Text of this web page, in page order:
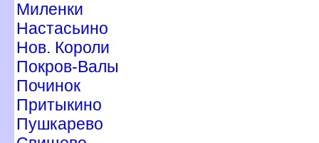
Миленки
Настасьино
Нов. Короли
Покров-Валы
Починок
Притыкино
Пушкарево